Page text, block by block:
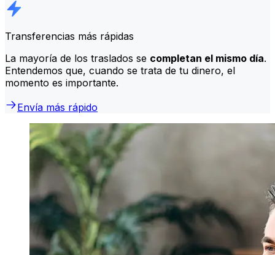
Transferencias más rápidas
La mayoría de los traslados se completan el mismo día.
Entendemos que, cuando se trata de tu dinero, el
momento es importante.
Envía más rápido